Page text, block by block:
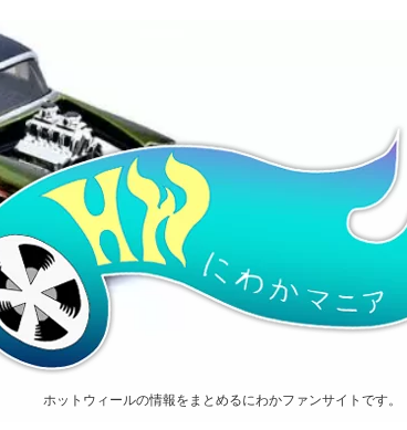
ホットウィールの情報をまとめるにわかファンサイトです。